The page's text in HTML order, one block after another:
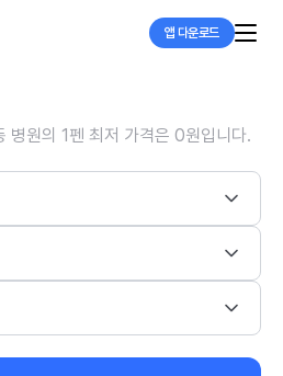
앱 다운로드
병원의 1펜 최저 가격은 0원입니다.